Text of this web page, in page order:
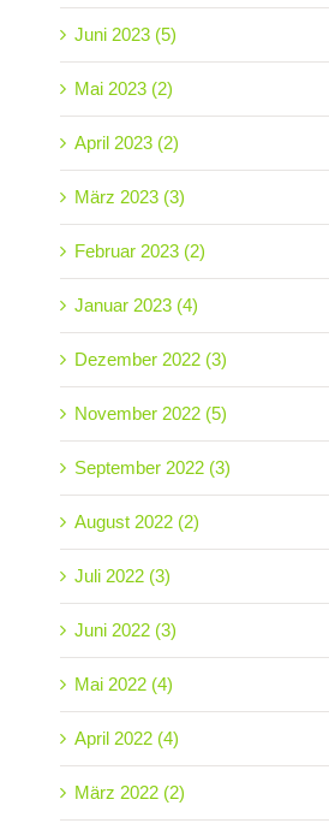
Juni 2023 (5)
Mai 2023 (2)
April 2023 (2)
März 2023 (3)
Februar 2023 (2)
Januar 2023 (4)
Dezember 2022 (3)
November 2022 (5)
September 2022 (3)
August 2022 (2)
Juli 2022 (3)
Juni 2022 (3)
Mai 2022 (4)
April 2022 (4)
März 2022 (2)